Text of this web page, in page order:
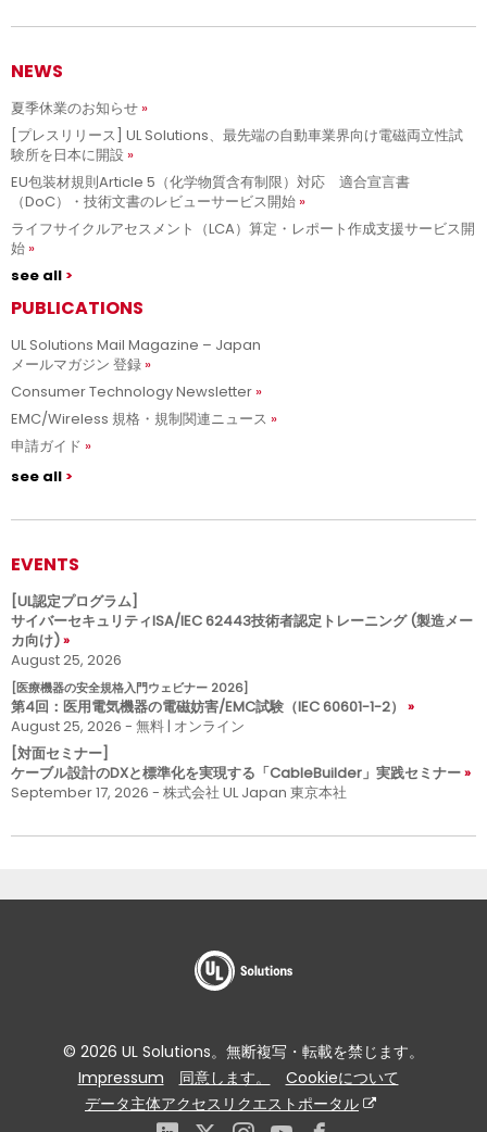
NEWS
夏季休業のお知らせ
[プレスリリース] UL Solutions、最先端の自動車業界向け電磁両立性試
験所を日本に開設
EU包装材規則Article 5（化学物質含有制限）対応 適合宣言書
（DoC）・技術文書のレビューサービス開始
ライフサイクルアセスメント（LCA）算定・レポート作成支援サービス開
始
see all
PUBLICATIONS
UL Solutions Mail Magazine – Japan
メールマガジン 登録
Consumer Technology Newsletter
EMC/Wireless 規格・規制関連ニュース
申請ガイド
see all
EVENTS
[UL認定プログラム]
サイバーセキュリティISA/IEC 62443技術者認定トレーニング (製造メー
カ向け)
August 25, 2026
[医療機器の安全規格入門ウェビナー 2026]
第4回：医用電気機器の電磁妨害/EMC試験（IEC 60601-1-2）
August 25, 2026 - 無料 | オンライン
[対面セミナー]
ケーブル設計のDXと標準化を実現する「CableBuilder」実践セミナー
September 17, 2026 - 株式会社 UL Japan 東京本社
© 2026 UL Solutions。無断複写・転載を禁じます。
Impressum
同意します。
Cookieについて
データ主体アクセスリクエストポータル